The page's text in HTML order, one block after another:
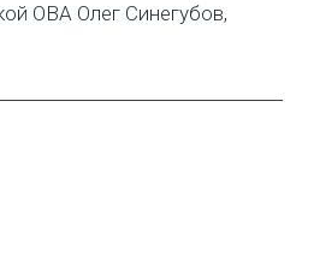
ОВА Олег Синегубов,